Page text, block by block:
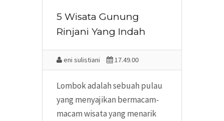
5 Wisata Gunung
Rinjani Yang Indah
eni sulistiani 17.49.00
Lombok adalah sebuah pulau
yang menyajikan bermacam-
macam wisata yang menarik